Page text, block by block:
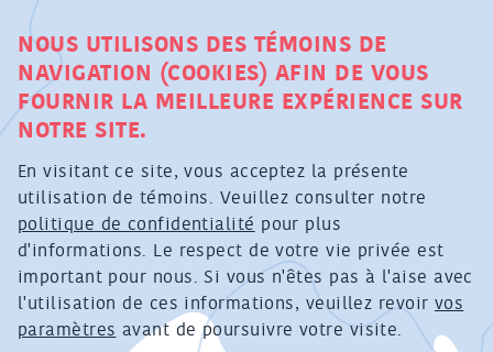
TOUS DROITS RÉSERVÉS
POLITIQUE DE CONFIDENTIALITÉ RELATIVE À LA
COLLECTE DE RENSEIGNEMENTS PERSONNELS
PAR MOYEN TECHNOLOGIQUE
NOUS UTILISONS DES TÉMOINS DE
NAVIGATION (COOKIES) AFIN DE VOUS
FOURNIR LA MEILLEURE EXPÉRIENCE SUR
NOTRE SITE.
En visitant ce site, vous acceptez la présente
utilisation de témoins. Veuillez consulter notre
politique de confidentialité pour plus
d'informations. Le respect de votre vie privée est
important pour nous. Si vous n'êtes pas à l'aise avec
l'utilisation de ces informations, veuillez revoir vos
paramètres avant de poursuivre votre visite.